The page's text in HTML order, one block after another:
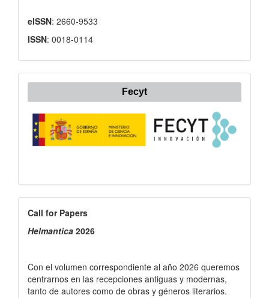
eISSN: 2660-9533
ISSN: 0018-0114
Fecyt
for
Papers
Call for Papers
Helmantica 2026
Con el volumen correspondiente al año 2026 queremos
centrarnos en las recepciones antiguas y modernas,
tanto de autores como de obras y géneros literarios.